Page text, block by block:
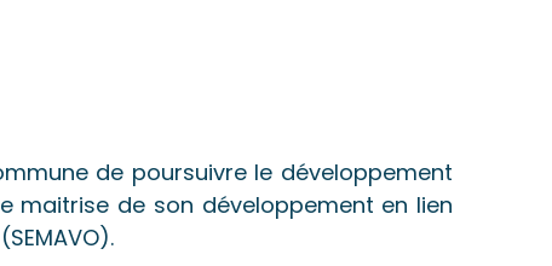
de poursuivre le développement
maitrise de son développement en lien